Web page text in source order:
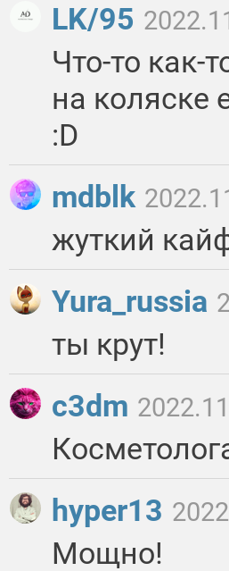
LK/95
Что-то как-
на коляске
:D
mdblk
жуткий
Yura_russia
ты крут!
c3dm
hyper13
Мощно!